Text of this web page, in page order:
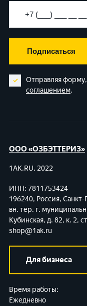
Подписаться
Отправляя форму,
соглашением.
ООО «ОЗБЭТТЕРИЗ»
1AK.RU, 2022
ИНН: 7811753424
196240, Россия,
вн. тер. г.
Кубинская, д. 82, к. 2,
shop@1ak.ru
Для бизнеса
Время работы:
Ежедневно